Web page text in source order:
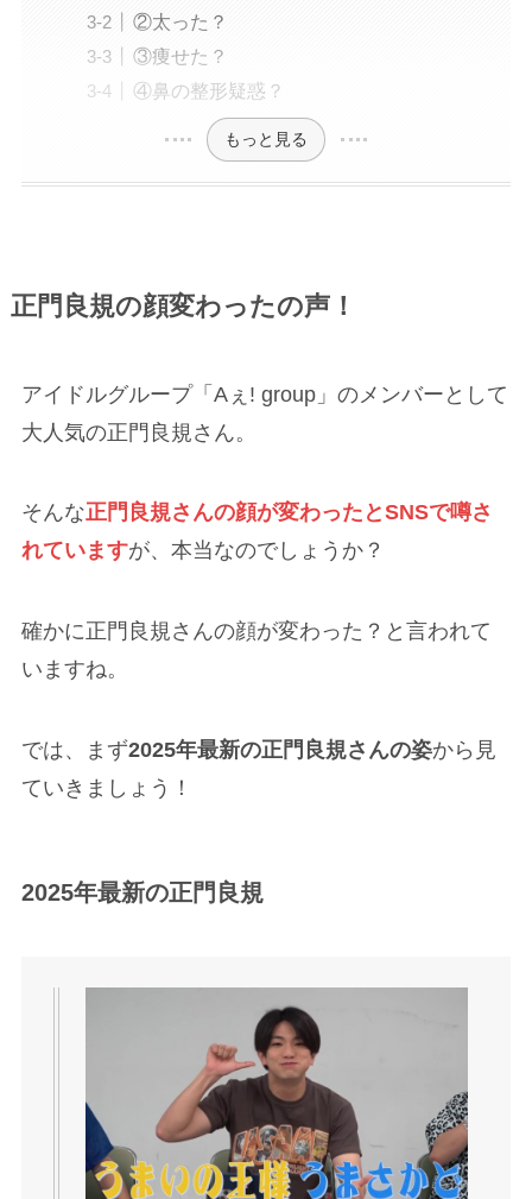
②太った？
③痩せた？
④鼻の整形疑惑？
もっと見る
正門良規の顔変わったの声！
アイドルグループ「Aぇ! group」のメンバーとして
大人気の正門良規さん。
そんな正門良規さんの顔が変わったとSNSで噂さ
れていますが、本当なのでしょうか？
確かに正門良規さんの顔が変わった？と言われて
いますね。
では、まず2025年最新の正門良規さんの姿から見
ていきましょう！
2025年最新の正門良規